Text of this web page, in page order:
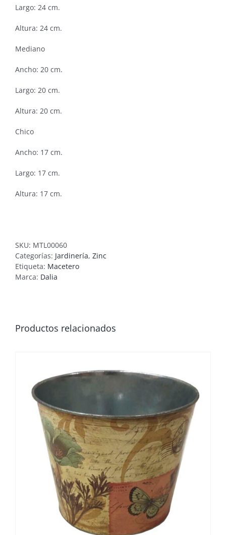
Largo: 24 cm.
Altura: 24 cm.
Mediano
Ancho: 20 cm.
Largo: 20 cm.
Altura: 20 cm.
Chico
Ancho: 17 cm.
Largo: 17 cm.
Altura: 17 cm.
SKU: MTL00060
Categorías: Jardinería, Zinc
Etiqueta: Macetero
Marca: Dalia
Productos relacionados